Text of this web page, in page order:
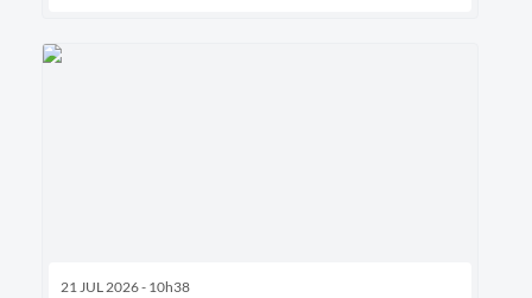
21 JUL 2026 - 10h38